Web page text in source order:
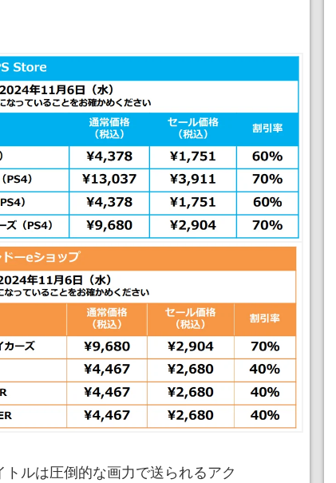
ルは圧倒的な画力で送られるアク